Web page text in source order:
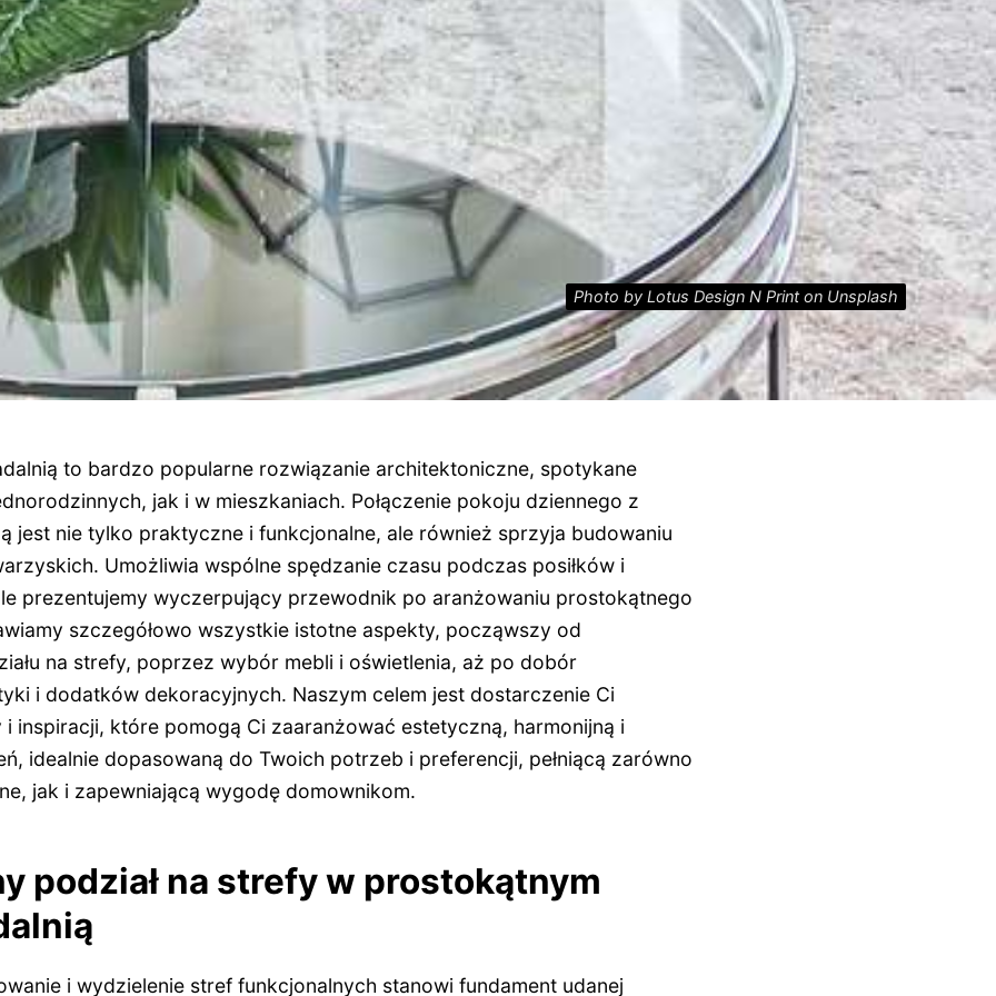
Photo by Lotus Design N Print on Unsplash
to bardzo popularne rozwiązanie architektoniczne, spotykane
jak i w mieszkaniach. Połączenie pokoju dziennego z
jest nie tylko praktyczne i funkcjonalne, ale również sprzyja budowaniu
Umożliwia wspólne spędzanie czasu podczas posiłków i
prezentujemy wyczerpujący przewodnik po aranżowaniu prostokątnego
szczegółowo wszystkie istotne aspekty, począwszy od
na strefy, poprzez wybór mebli i oświetlenia, aż po dobór
i dodatków dekoracyjnych. Naszym celem jest dostarczenie Ci
inspiracji, które pomogą Ci zaaranżować estetyczną, harmonijną i
idealnie dopasowaną do Twoich potrzeb i preferencji, pełniącą zarówno
jak i zapewniającą wygodę domownikom.
podział na strefy w prostokątnym
i wydzielenie stref funkcjonalnych stanowi fundament udanej